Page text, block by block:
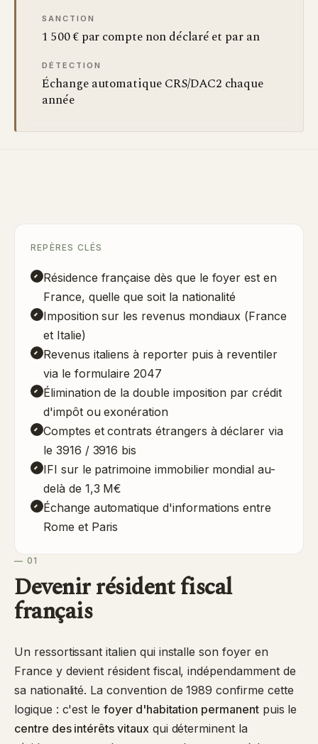
SANCTION
1 500 € par compte non déclaré et par an
DÉTECTION
Échange automatique CRS/DAC2 chaque
année
REPÈRES CLÉS
Résidence française dès que le foyer est en
France, quelle que soit la nationalité
Imposition sur les revenus mondiaux (France
et Italie)
Revenus italiens à reporter puis à reventiler
via le formulaire 2047
Élimination de la double imposition par crédit
d'impôt ou exonération
Comptes et contrats étrangers à déclarer via
le 3916 / 3916 bis
IFI sur le patrimoine immobilier mondial au-
delà de 1,3 M€
Échange automatique d'informations entre
Rome et Paris
— 01
Devenir résident fiscal
français
Un ressortissant italien qui installe son foyer en
France y devient résident fiscal, indépendamment de
sa nationalité. La convention de 1989 confirme cette
logique : c'est lefoyer d'habitation permanentpuis le
centre des intérêts vitauxqui déterminent la